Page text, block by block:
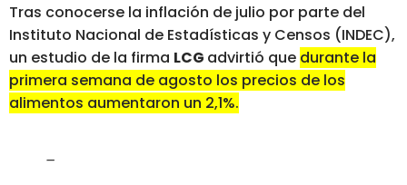
Tras conocerse la inflación de julio por parte del
Instituto Nacional de Estadísticas y Censos (INDEC),
un estudio de la firma LCG advirtió que durante la
primera semana de agosto los precios de los
alimentos aumentaron un 2,1%.
–